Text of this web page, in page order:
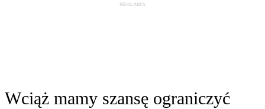
Wciąż mamy szansę ograniczyć